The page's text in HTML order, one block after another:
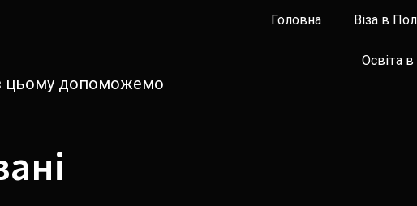
цьому допоможемо
Головна Віза в
Освіта